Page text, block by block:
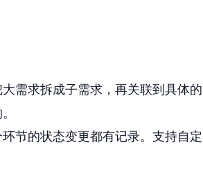
需求拆成子需求，再关联到具体的
节的状态变更都有记录。支持自定